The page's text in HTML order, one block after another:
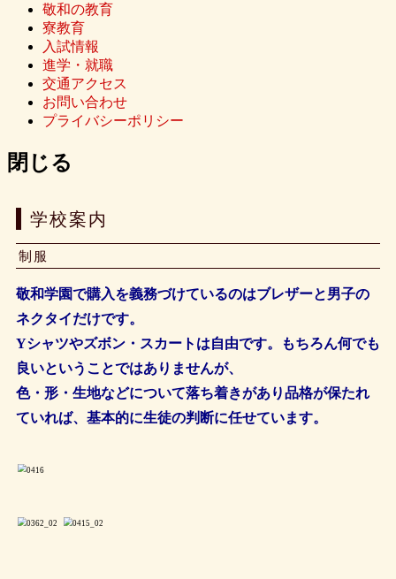
敬和の教育
寮教育
入試情報
進学・就職
交通アクセス
お問い合わせ
プライバシーポリシー
閉じる
学校案内
制服
敬和学園で購入を義務づけているのはブレザーと男子の
ネクタイだけです。
Yシャツやズボン・スカートは自由です。もちろん何でも
良いということではありませんが、
色・形・生地などについて落ち着きがあり品格が保たれ
ていれば、基本的に生徒の判断に任せています。